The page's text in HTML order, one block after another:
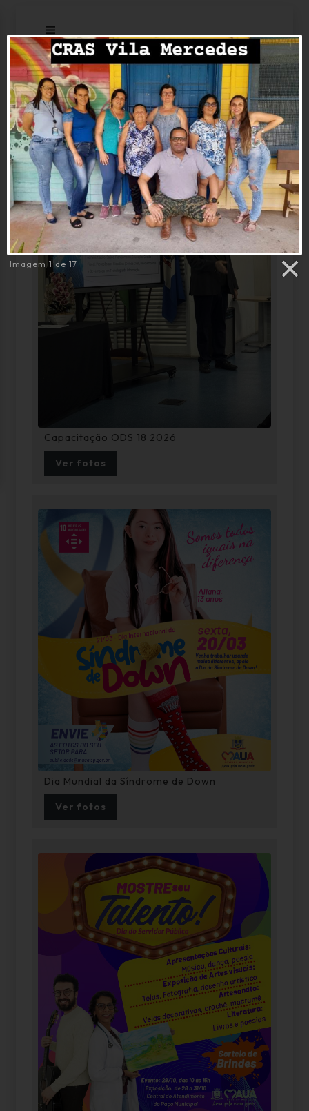
Galeria
Capacitação ODS 18 2026
Ver fotos
Dia Mundial da Síndrome de Down
Ver fotos
Imagem 1 de 17